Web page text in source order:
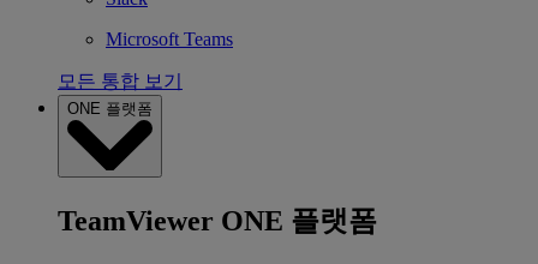
Microsoft Teams
모든 통합 보기
ONE 플랫폼
TeamViewer ONE 플랫폼